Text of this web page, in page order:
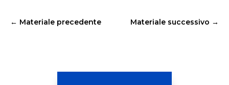
← Materiale precedente Materiale successivo →